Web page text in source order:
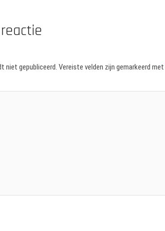
niet gepubliceerd. Vereiste velden zijn gemarkeerd met